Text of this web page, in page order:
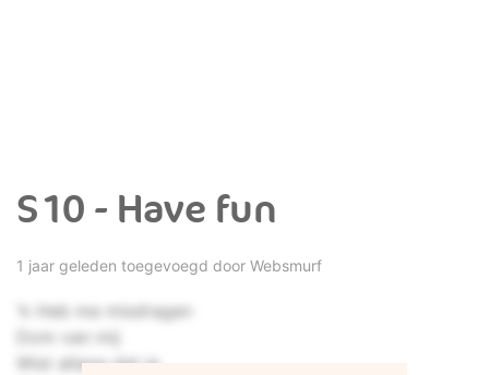
S10 - Have fun
1 jaar geleden toegevoegd door Websmurf
'k Heb me misdragen
Dom van mij
Wist allang dat je